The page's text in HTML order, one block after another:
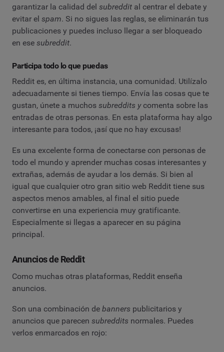
garantizar la calidad del subreddit al centrar el debate y
evitar el spam. Si no sigues las reglas, se eliminarán tus
publicaciones y puedes incluso llegar a ser bloqueado
en ese subreddit.
Participa todo lo que puedas
Reddit es, en última instancia, una comunidad. Utilízalo
adecuadamente si tienes tiempo. Envía las cosas que te
gustan, únete a muchos subreddits y comenta sobre las
entradas de otras personas. En esta plataforma hay algo
interesante para todos, ¡así que no hay excusas!
Es una excelente forma de conectarse con personas de
todo el mundo y aprender muchas cosas interesantes y
extrañas, además de ayudar a los demás. Si bien al
igual que cualquier otro gran sitio web Reddit tiene sus
aspectos menos amables, al final el sitio puede
convertirse en una experiencia muy gratificante.
Especialmente si llegas a aparecer en su página
principal.
Anuncios de Reddit
Como muchas otras plataformas, Reddit enseña
anuncios.
Son una combinación de banners publicitarios y
anuncios que parecen subreddits normales. Puedes
verlos enmarcados en rojo: